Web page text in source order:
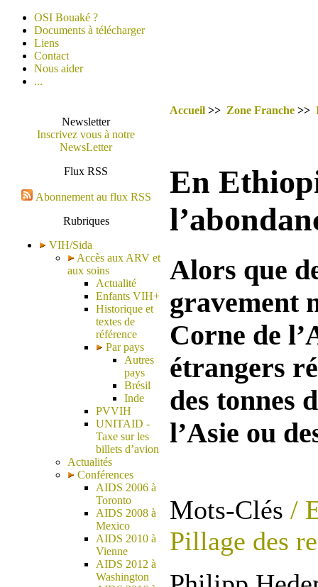
OSI Bouaké ?
Documents à télécharger
Liens
Contact
Nous aider
...
Newsletter
Inscrivez vous à notre
NewsLetter
Flux RSS
Abonnement au flux RSS
Rubriques
VIH/Sida
Accès aux ARV et
aux soins
Actualité
Enfants VIH+
Historique et
textes de
référence
Par pays
Autres
pays
Brésil
Inde
PVVIH
UNITAID -
Taxe sur les
billets d’avion
Actualités
Conférences
AIDS 2006 à
Toronto
AIDS 2008 à
Mexico
AIDS 2010 à
Vienne
AIDS 2012 à
Washington
Accueil >> Zone Franche >>
En
Alors que
gravement
Corne de
étrangers
des tonnes
l’Asie ou
Mots-Clés /
Pillage des